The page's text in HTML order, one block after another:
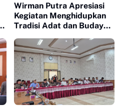
Wirman Putra Apresiasi
Kegiatan Menghidupkan
Tradisi Adat dan Budaya